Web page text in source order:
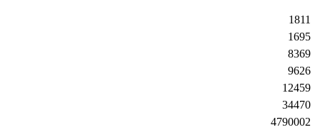
1811
1695
8369
9626
12459
34470
4790002